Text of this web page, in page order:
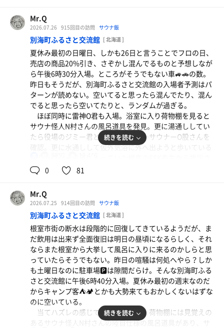
フルーツ牛乳
やっぱりフルーツ牛乳に戻ってくる
水
親子丼
隣りのジョリパと悩んだ末にこちらに
水
いちこ オ・レ
瓶のいちご牛乳🍓よりこちらの方が濃い気がする
水
君とイクラの軍艦さんが相次いで登場。
サウナ 12分 13分 13分 12分
水風呂 2分×4
外気浴 5分×4
今日の常連組は上記二人にワタクシだけ。ノーサウナデ
ーのサムの送別会にはあんなに集まったのに！まっ、でも
平穏なサ活でした。
しかし、どうもサ室の感じはピリッと来ない。やはりロ
ウリュしても途中でヘタれて緩く感じてしまい、汗💦が出
きらない状態。仕方なく少し長めに入る。最後の4セット
目を出るとき温度計を見たら85℃しかなかった。100℃の
は13.6℃。こちらも少々温めか？
12℃台が理想的なのだが、、、
Mr.Q
2026.07.26 915回目の訪問 サウナ飯
別海町ふるさと交流館 [ 北海道 ]
夏休み最初の日曜日、しかも26日と言うことでフロの日、
売店の商品20%引き、さぞかし混んでるものと予想しなが
ら午後6時30分入場。ところがそうでもない車🚙🚗の数。
昨日もそうだが、別海町ふるさと交流館の入場者予測はパ
ターンが読めない。空いてると思ったら混んでたり、混ん
でると思ったら空いてたりと、ランダムが過ぎる。
ほぼ同時に雷神O君も入場。浴室に入り荷物棚を見ると
サウナ怪人N村さんの風呂道具を発見。更に湯通ししてい
たら役場のジミー君と根室のサンデーサウナーO股さんを
確認。更に水通しして仮外気浴に外へ出ようと歩いている
れた。始め誰かと思った！眼が悪くてゴメンね！
サウナ 11分 12分 12分 12分
水風呂 2分×4
外気浴 5分×4
常連組がまだまだ続く。根高サウナ部リーダーしょうま
先生にローンサウナーI川先生。珍しく根高グループ、全員
バラバラにやって来た。更に更に、茶内からタイフーンさ
んも参戦。中標津へ行った帰りだと言う。奥様サービスご
苦労様です🙏
サウナ怪人N村さんとタイフーンさん、二人の温度計所
持者が揃って各々計測。N村さんは12.4℃、タイフーンさ
んは12.5℃。たった0.1℃の差、さて？どちらを採用しよ
うか悩む。
続きを読む
0 81
Mr.Q
2026.07.25 914回目の訪問 サウナ飯
別海町ふるさと交流館 [ 北海道 ]
根室市街の断水は段階的に回復してきているようだが、ま
だ飲用は出来ず全面復旧は明日の昼頃になるらしく、それ
ならまた根室から大挙して風呂に入りに来るのかしらと思
っていたらそうでもない。昨日の喧騒は何処へやら？しか
も土曜日なのに駐車場🅿️は隙間だらけ。そんな別海町ふる
さと交流館に午後6時40分入場。夏休み最初の週末なのだ
からキャンプ客⛺️🏕️とかも大勢来てもおかしくないはずな
のに空いている。
当てハズレの感じで浴室まで進む。荷物棚には見覚えの
あるサウナ怪人N村さんの陸自仕様の風呂道具があり、サ
続きを読む